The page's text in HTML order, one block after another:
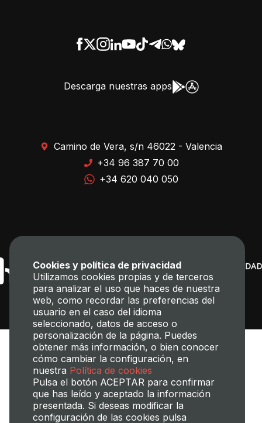
Descarga nuestras apps
Camino de Vera, s/n 46022 - Valencia
+34 96 387 70 00
+34 620 040 050
TransparenciaPerfil del contratanteMapa web
Política de cookiesPolítica de privacidadGestión de Cookies
Cookies y política de privacidad
Utilizamos cookies propias y de terceros
para analizar el uso que haces de nuestra
web, como recordar las preferencias del
usuario en el caso del idioma
seleccionado, datos de acceso o
personalización de la página. Puedes
obtener más información, o bien conocer
cómo cambiar la configuración, en
nuestra Política de cookies
Pulsa el botón ACEPTAR para confirmar
que has leído y aceptado la información
presentada. Si deseas modificar la
configuración de las cookies pulsa